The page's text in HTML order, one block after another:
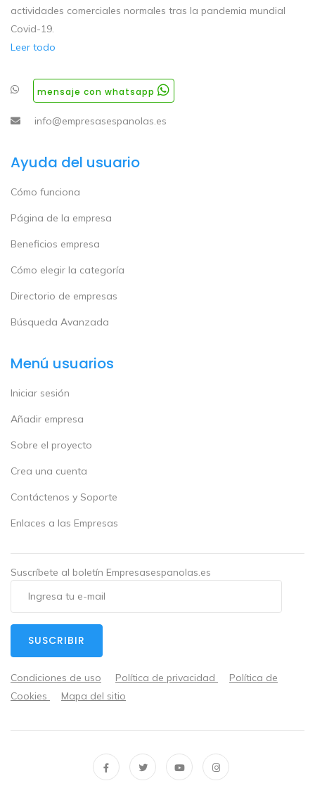
actividades comerciales normales tras la pandemia mundial
Covid-19.
Leer todo
mensaje con whatsapp
info@empresasespanolas.es
Ayuda del usuario
Cómo funciona
Página de la empresa
Beneficios empresa
Cómo elegir la categoría
Directorio de empresas
Búsqueda Avanzada
Menú usuarios
Iniciar sesión
Añadir empresa
Sobre el proyecto
Crea una cuenta
Contáctenos y Soporte
Enlaces a las Empresas
Suscríbete al boletín Empresasespanolas.es
Condiciones de uso Política de privacidad
Política de
Cookies
Mapa del sitio
SUSCRIBIR